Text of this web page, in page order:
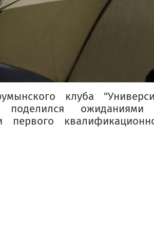
клуба
поделился ожиданиями
первого